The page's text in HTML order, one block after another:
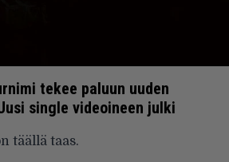
tekee paluun uuden
single videoineen julki
täällä taas.